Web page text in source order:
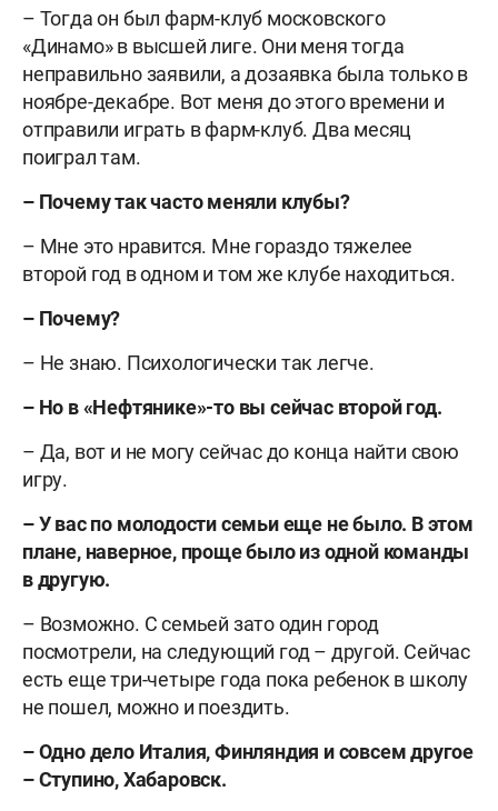
– Тогда он был фарм-клуб московского
«Динамо» в высшей лиге. Они меня тогда
неправильно заявили, а дозаявка была только в
ноябре-декабре. Вот меня до этого времени и
отправили играть в фарм-клуб. Два месяц
поиграл там.
– Почему так часто меняли клубы?
– Мне это нравится. Мне гораздо тяжелее
второй год в одном и том же клубе находиться.
– Почему?
– Не знаю. Психологически так легче.
– Но в «Нефтянике»-то вы сейчас второй год.
– Да, вот и не могу сейчас до конца найти свою
игру.
– У вас по молодости семьи еще не было. В этом
плане, наверное, проще было из одной команды
в другую.
– Возможно. С семьей зато один город
посмотрели, на следующий год – другой. Сейчас
есть еще три-четыре года пока ребенок в школу
не пошел, можно и поездить.
– Одно дело Италия, Финляндия и совсем другое
– Ступино, Хабаровск.